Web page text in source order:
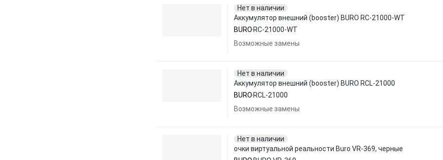
Нет в наличии
Аккумулятор внешний (booster) BURO RC-21000-WT
BURO RC-21000-WT
Возможные замены
Нет в наличии
Аккумулятор внешний (booster) BURO RCL-21000
BURO RCL-21000
Возможные замены
Нет в наличии
очки виртуальной реальности Buro VR-369, черные